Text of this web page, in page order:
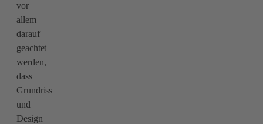
vor
allem
darauf
geachtet
werden,
dass
Grundriss
und
Design